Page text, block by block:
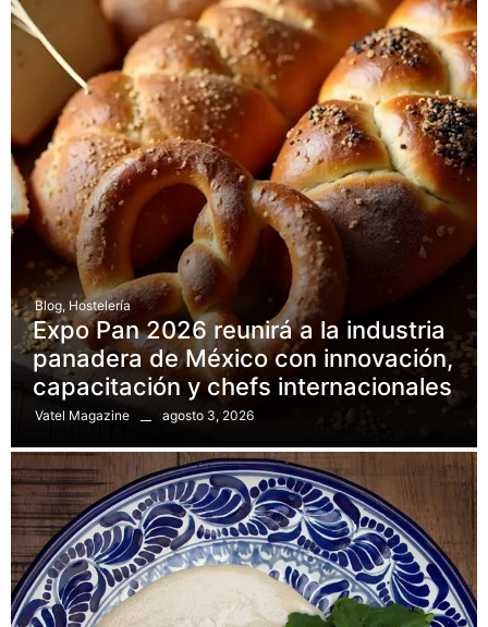
Blog, Hostelería
Expo Pan 2026 reunirá a la industria
panadera de México con innovación,
capacitación y chefs internacionales
Vatel Magazine agosto 3, 2026